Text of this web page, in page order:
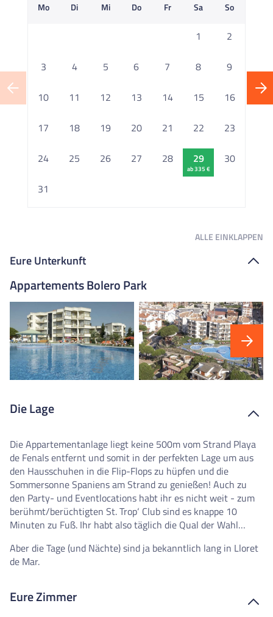
Mo Di Mi Do Fr Sa So
1 2
3 4 5 6 7 8 9
10 11 12 13 14 15 16
17 18 19 20 21 22 23
24 25 26 27 28 29
ab 335 €
30
31
ALLE EINKLAPPEN
Eure Unterkunft
Appartements Bolero Park
Die Lage
Die Appartementanlage liegt keine 500m vom Strand Playa
de Fenals entfernt und somit in der perfekten Lage um aus
den Hausschuhen in die Flip-Flops zu hüpfen und die
Sommersonne Spaniens am Strand zu genießen! Auch zu
den Party- und Eventlocations habt ihr es nicht weit - zum
berühmt/berüchtigten St. Trop‘ Club sind es knappe 10
Minuten zu Fuß. Ihr habt also täglich die Qual der Wahl…
Aber die Tage (und Nächte) sind ja bekanntlich lang in Lloret
de Mar.
Eure Zimmer